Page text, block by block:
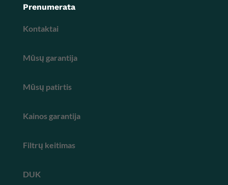
Prenumerata
Kontaktai
Mūsų garantija
Mūsų patirtis
Kainos garantija
Filtrų keitimas
DUK